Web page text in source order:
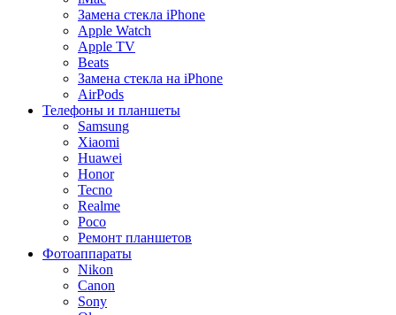
Замена стекла iPhone
Apple Watch
Apple TV
Beats
Замена стекла на iPhone
AirPods
Телефоны и планшеты
Samsung
Xiaomi
Huawei
Honor
Tecno
Realme
Poco
Ремонт планшетов
Фотоаппараты
Nikon
Canon
Sony